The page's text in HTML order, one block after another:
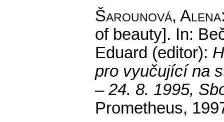
Šarounová, Alena
of beauty]. In:
Eduard (editor):
pro vyučující na
– 24. 8. 1995,
Prometheus,